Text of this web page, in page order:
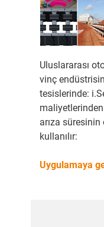
Uluslararası
vinç
tesislerinde:
arıza
kullanılır:
Uygulamaya